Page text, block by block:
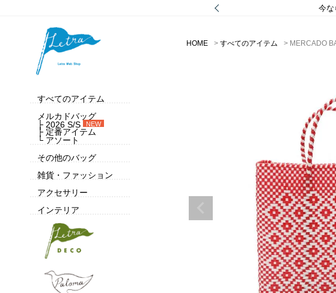
今な
すべてのアイテム
メルカドバッグ
├ 2026 S/S
NEW
├ 定番アイテム
└ アソート
その他のバッグ
雑貨・ファッション
アクセサリー
インテリア
HOME すべてのアイテム MERCADO